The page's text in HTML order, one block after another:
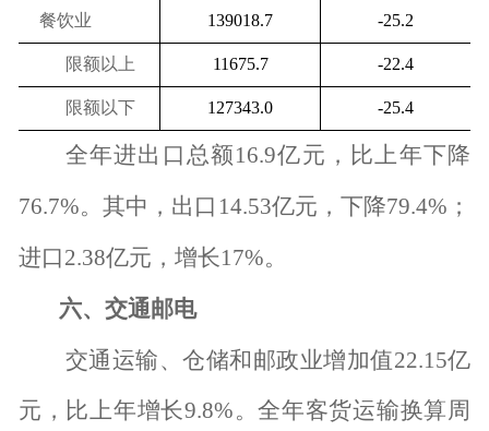
餐饮业 139018.7 -25.2
限额以上 11675.7 -22.4
限额以下 127343.0 -25.4
全年进出口总额16.9亿元，比上年下降
76.7%。其中，出口 14.53亿元，下降79.4% ；
进口2.38亿元，增长17%。
六、交通邮电
交通运输、仓储和邮政业增加值22.15亿
元，比上年增长9.8%。全年客货运输换算周